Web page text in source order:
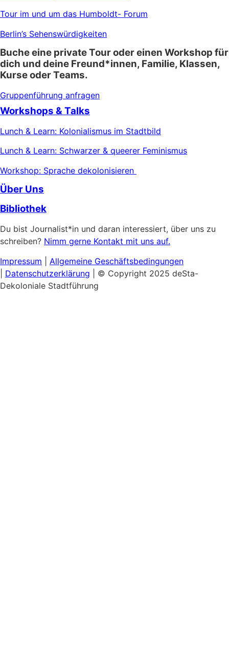
Tour im und um das Humboldt- Forum
Berlin’s Sehenswürdigkeiten
Buche eine private Tour oder einen Workshop für
dich und deine Freund*innen, Familie, Klassen,
Kurse oder Teams.
Gruppenführung anfragen
Workshops & Talks
Lunch & Learn: Kolonialismus im Stadtbild
Lunch & Learn: Schwarzer & queerer Feminismus
Workshop: Sprache dekolonisieren
Über Uns
Bibliothek
Du bist Journalist*in und daran interessiert, über uns zu
schreiben? Nimm gerne Kontakt mit uns auf.
Impressum
Allgemeine Geschäftsbedingungen
Datenschutzerklärung
| © Copyright 2025 deSta-
Dekoloniale Stadtführung